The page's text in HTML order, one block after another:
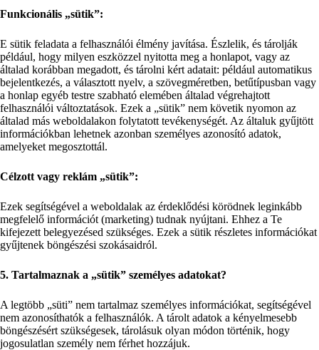
Funkcionális „sütik”:
E sütik feladata a felhasználói élmény javítása. Észlelik, és tárolják
például, hogy milyen eszközzel nyitotta meg a honlapot, vagy az
általad korábban megadott, és tárolni kért adatait: például automatikus
bejelentkezés, a választott nyelv, a szövegméretben, betűtípusban vagy
a honlap egyéb testre szabható elemében általad végrehajtott
felhasználói változtatások. Ezek a „sütik” nem követik nyomon az
általad más weboldalakon folytatott tevékenységét. Az általuk gyűjtött
információkban lehetnek azonban személyes azonosító adatok,
amelyeket megosztottál.
Célzott vagy reklám „sütik”:
Ezek segítségével a weboldalak az érdeklődési körödnek leginkább
megfelelő információt (marketing) tudnak nyújtani. Ehhez a Te
kifejezett belegyezésed szükséges. Ezek a sütik részletes információkat
gyűjtenek böngészési szokásaidról.
5. Tartalmaznak a „sütik” személyes adatokat?
A legtöbb „süti” nem tartalmaz személyes információkat, segítségével
nem azonosíthatók a felhasználók. A tárolt adatok a kényelmesebb
böngészésért szükségesek, tárolásuk olyan módon történik, hogy
jogosulatlan személy nem férhet hozzájuk.